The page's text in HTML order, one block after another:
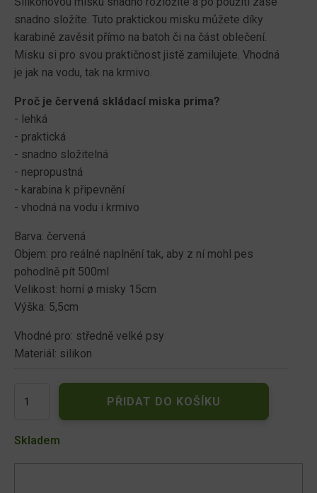
snadno složíte. Tuto praktickou misku můžete díky
karabině zavěsit přímo na batoh či na část oblečení.
Misku si pro svou praktičnost jistě zamilujete. Vhodná
je jak na vodu, tak na krmivo.
Proč je červená skládací miska prima?
- lehká
- praktická
- snadno složitelná
- nepropustná
- karabina k připevnění
- vhodná na vodu i krmivo
Barva: červená
Objem: pro reálné naplnění tak, aby z ní mohl pes
pohodlně pít 500ml
Velikost: horní ø misky 15cm
Výška: 5,5cm
Vhodné pro: středně velké psy
Materiál: silikon
miska
500ml
PŘIDAT DO KOŠÍKU
Skladem